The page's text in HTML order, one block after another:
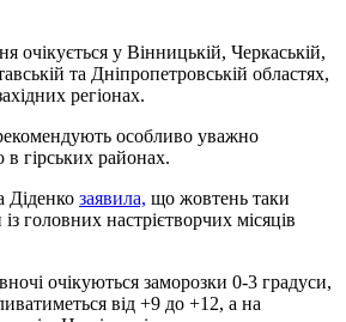
очікується у Вінницькій, Черкаській,
та Дніпропетровській областях,
регіонах.
особливо уважно
в гірських районах.
Діденко заявила, що жовтень таки
головних настрієтворчих місяців
очікуються заморозки 0-3 градуси,
від +9 до +12, а на